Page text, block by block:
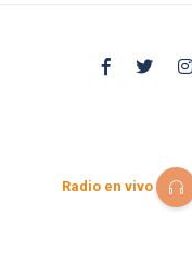
Radio en vivo